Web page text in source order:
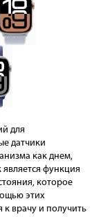
для
датчики
как днем,
функция
которое
этих
к врачу и получить